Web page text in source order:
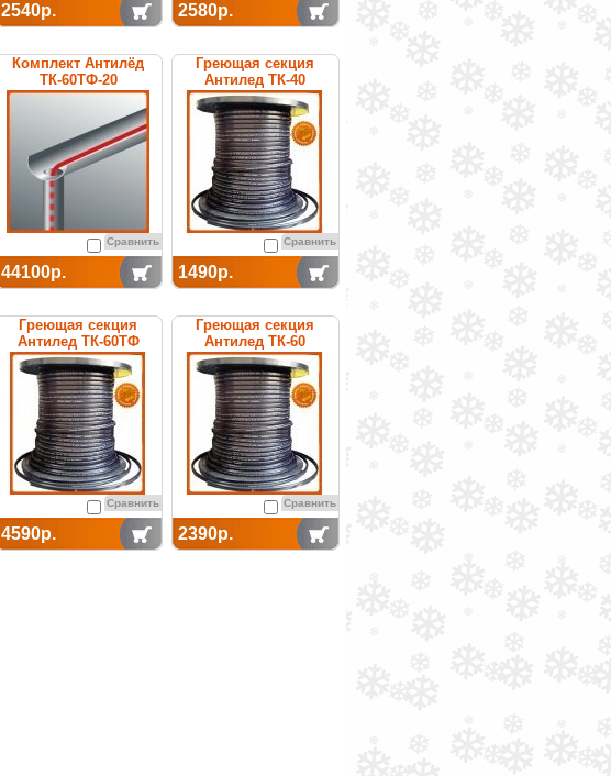
2540р. 2580р.
Комплект Антилёд
ТК-60ТФ-20
Сравнить
44100р.
Греющая секция
Антилед ТК-40
саморегулируемая
Сравнить
1490р.
Греющая секция
Антилед ТК-60ТФ
саморегулируемая
Сравнить
4590р.
Греющая секция
Антилед ТК-60
саморегулируемая
Сравнить
2390р.